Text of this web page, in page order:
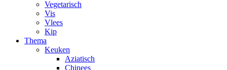
Vegetarisch
Vis
Vlees
Kip
Thema
Keuken
Aziatisch
Chinees